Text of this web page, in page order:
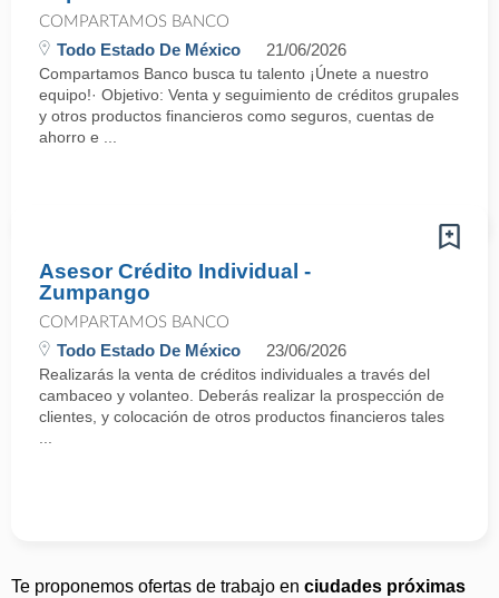
COMPARTAMOS BANCO
Todo Estado De México 21/06/2026
Compartamos Banco busca tu talento ¡Únete a nuestro
equipo!· Objetivo: Venta y seguimiento de créditos grupales
y otros productos financieros como seguros, cuentas de
ahorro e ...
Asesor Crédito Individual -
Zumpango
COMPARTAMOS BANCO
Todo Estado De México 23/06/2026
Realizarás la venta de créditos individuales a través del
cambaceo y volanteo. Deberás realizar la prospección de
clientes, y colocación de otros productos financieros tales
Te proponemos ofertas de trabajo en ciudades próximas